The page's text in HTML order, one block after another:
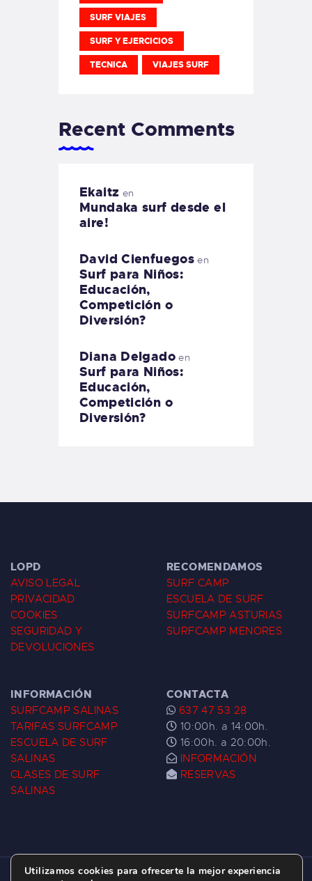
SURF VIAJES
SURF Y EJERCICIOS
TECNICA VIAJES SURF
Recent Comments
Ekaitz en
Mundaka surf desde el
aire!
David Cienfuegos en
Surf para Niños:
Educación,
Competición o
Diversión?
Diana Delgadoen
Surf para Niños:
Educación,
Competición o
Diversión?
LOPD
AVISO LEGAL
PRIVACIDAD
COOKIES
SEGURIDAD Y
DEVOLUCIONES
RECOMENDAMOS
SURF CAMP
ESCUELA DE SURF
SURFCAMP ASTURIAS
SURFCAMP MENORES
INFORMACIÓN
SURFCAMP SALINAS
TARIFAS SURFCAMP
ESCUELA DE SURF
SALINAS
CLASES DE SURF
SALINAS
CONTACTA
637 47 53 28
10:00h. a 14:00h.
16:00h. a 20:00h.
INFORMACIÓN
RESERVAS
Utilizamos cookies para ofrecerte la mejor experiencia